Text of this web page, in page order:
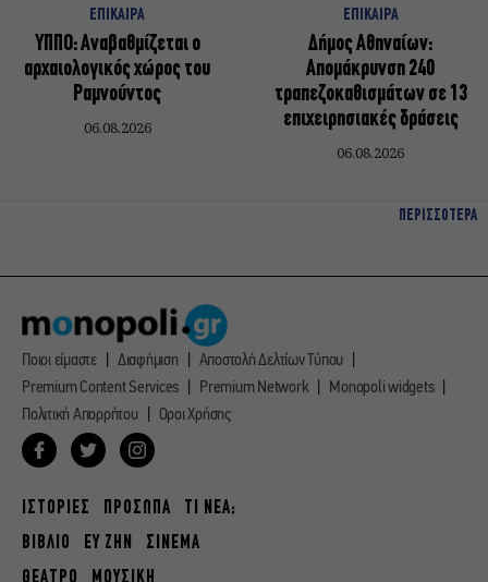
ΕΠΙΚΑΙΡΑ
ΥΠΠΟ: Αναβαθμίζεται ο
αρχαιολογικός χώρος του
Ραμνούντος
06.08.2026
ΕΠΙΚΑΙΡΑ
Δήμος Αθηναίων:
Απομάκρυνση 240
τραπεζοκαθισμάτων σε 13
επιχειρησιακές δράσεις
06.08.2026
ΠΕΡΙΣΣΟΤΕΡΑ
Ποιοι είμαστε Διαφήμιση
Αποστολή Δελτίων Τύπου
Premium Content Services
Premium Network
Monopoli widgets
Πολιτική Απορρήτου
Οροι Χρήσης
ΙΣΤΟΡΙΕΣ ΠΡΟΣΩΠΑ
ΤΙ ΝΕΑ;
ΒΙΒΛΙΟ
ΕΥ ΖΗΝ
ΣΙΝΕΜΑ